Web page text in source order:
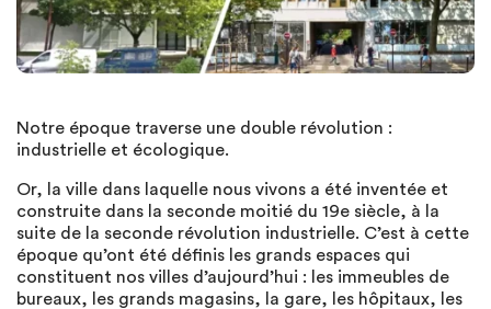
Notre époque traverse une double révolution :
industrielle et écologique.
Or, la ville dans laquelle nous vivons a été inventée et
construite dans la seconde moitié du 19e siècle, à la
suite de la seconde révolution industrielle. C’est à cette
époque qu’ont été définis les grands espaces qui
constituent nos villes d’aujourd’hui : les immeubles de
bureaux, les grands magasins, la gare, les hôpitaux, les